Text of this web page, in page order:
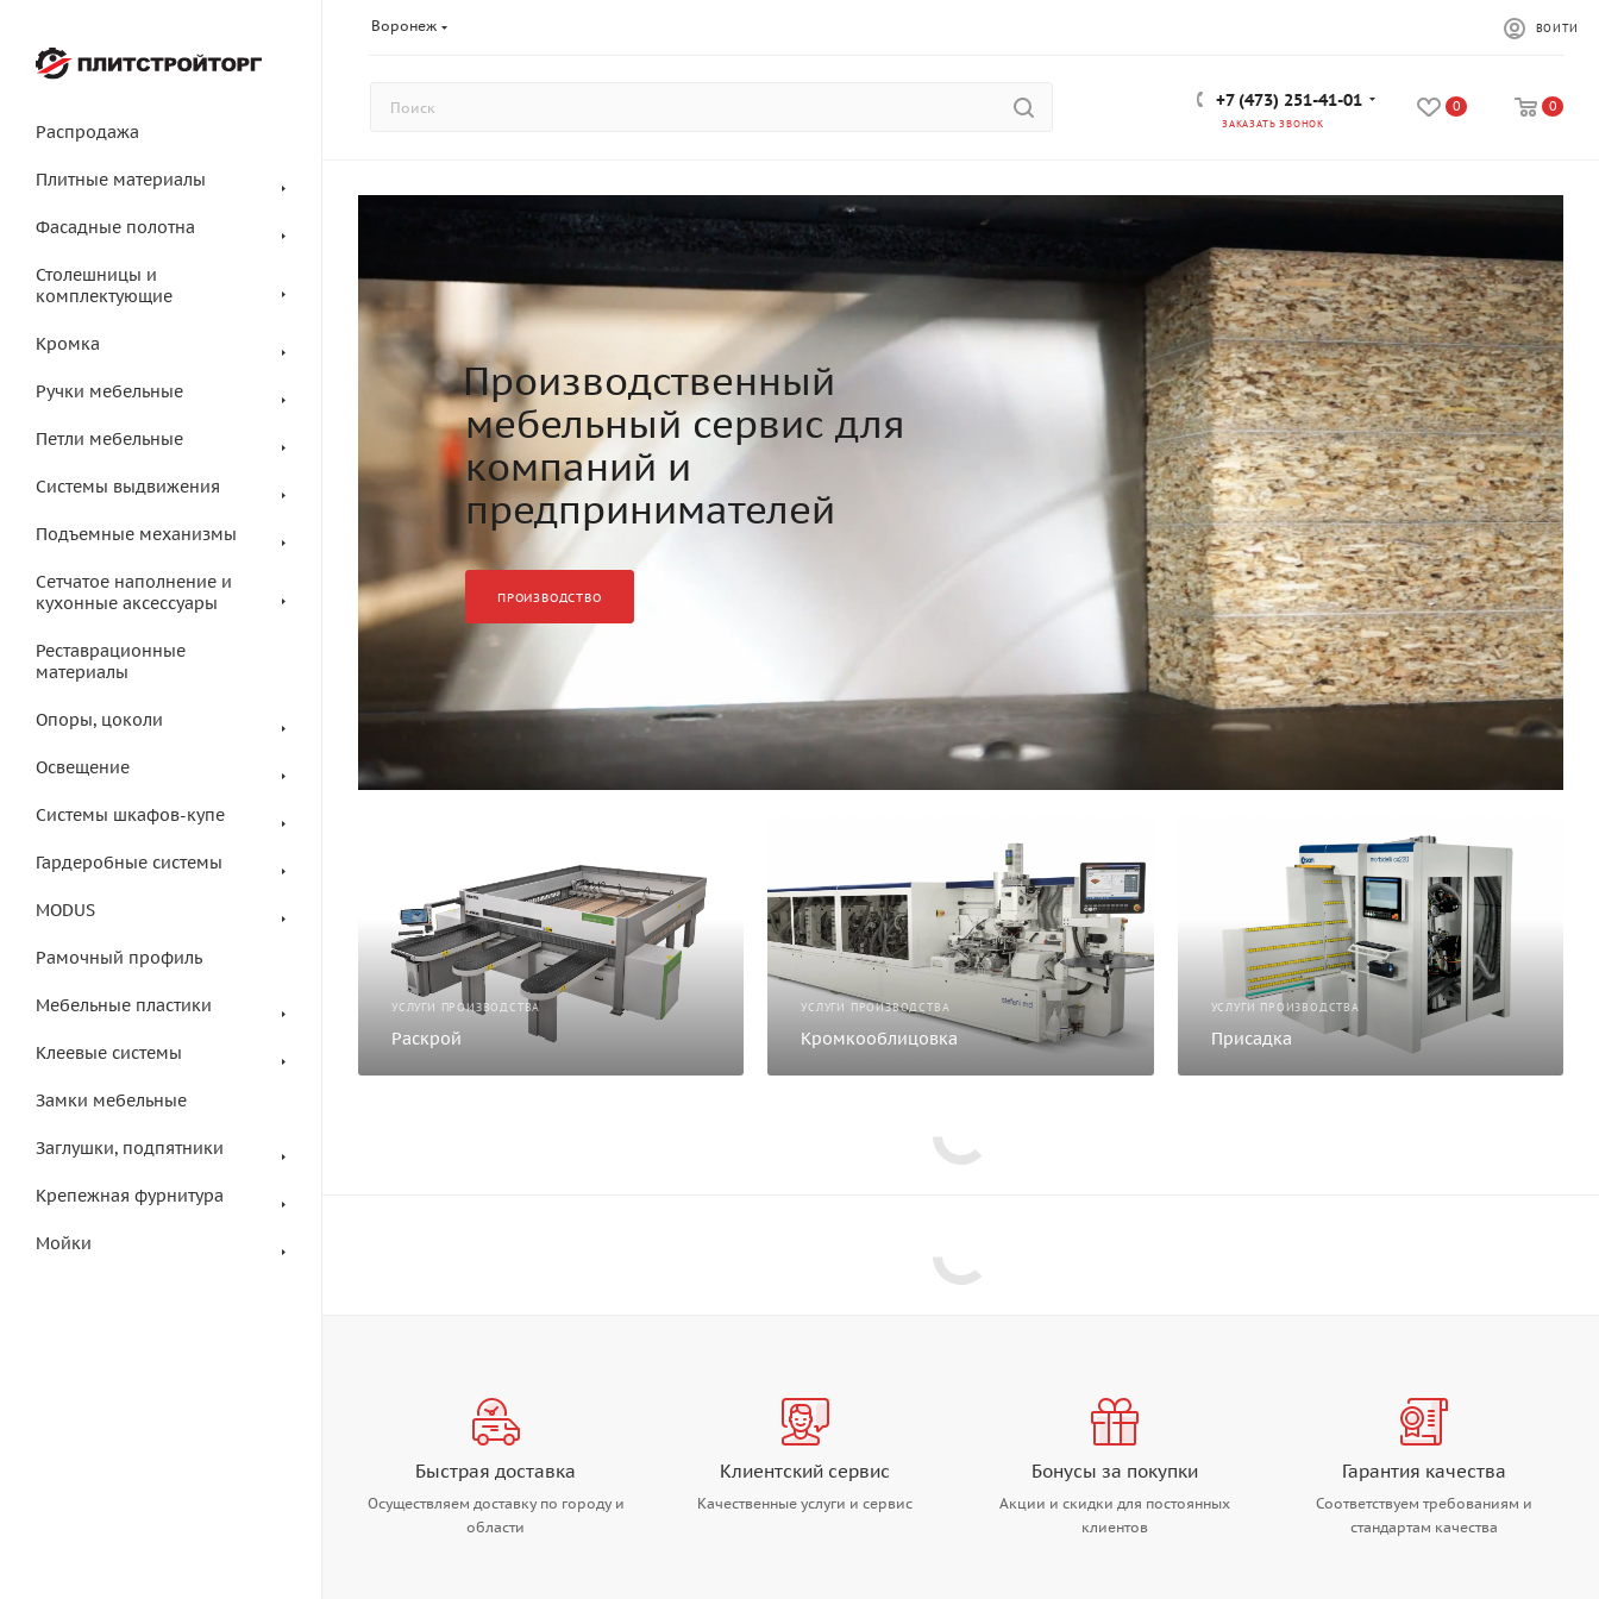
Воронеж ВОЙТИ
+7 (473) 251-41-01
ЗАКАЗАТЬ ЗВОНОК
0 0
Распродажа
Плитные материалы
Фасадные полотна
Столешницы и
комплектующие
Кромка
Ручки мебельные
Петли мебельные
Системы выдвижения
Подъемные механизмы
Сетчатое наполнение и
кухонные аксессуары
Реставрационные
материалы
Опоры, цоколи
Освещение
Системы шкафов-купе
Гардеробные системы
MODUS
Рамочный профиль
Мебельные пластики
Клеевые системы
Замки мебельные
Заглушки, подпятники
Крепежная фурнитура
Мойки
Производственный
мебельный сервис для
компаний и
предпринимателей
ПРОИЗВОДСТВО
УСЛУГИ ПРОИЗВОДСТВА
Раскрой
УСЛУГИ ПРОИЗВОДСТВА
Кромкооблицовка
УСЛУГИ ПРОИЗВОДСТВА
Присадка
Быстрая доставка
Осуществляем доставку по городу и
области
Клиентский сервис
Качественные услуги и сервис
Бонусы за покупки
Акции и скидки для постоянных
клиентов
Гарантия качества
Соответствуем требованиям и
стандартам качества